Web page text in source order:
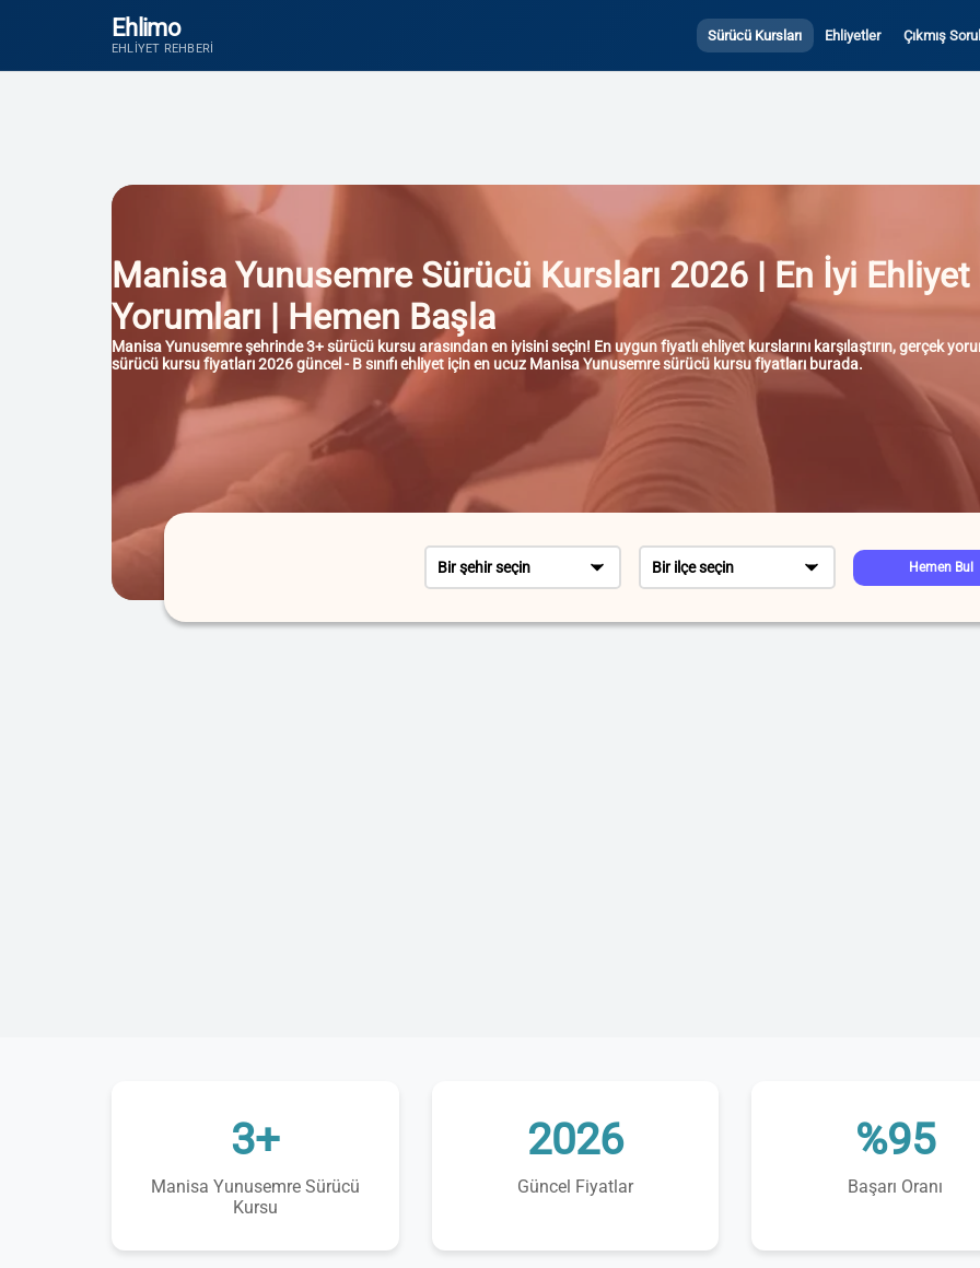
Ehlimo
EHLIYET REHBERI
Sürücü Kursları Ehliyetler Çıkmış
Manisa Yunusemre Sürücü Kursları 2026 | En İyi Ehliyet
Yorumları | Hemen Başla
Manisa Yunusemre şehrinde 3+ sürücü kursu arasından en iyisini seçin! En uygun fiyatlı ehliyet kurslarını karşılaştırın, gerçek
sürücü kursu fiyatları 2026 güncel - B sınıfı ehliyet için en ucuz Manisa Yunusemre sürücü kursu fiyatları burada.
Bir şehir seçin Bir ilçe seçin Hemen Bul
3+
Manisa Yunusemre Sürücü
Kursu
2026
Güncel Fiyatlar
%95
Başarı Oranı